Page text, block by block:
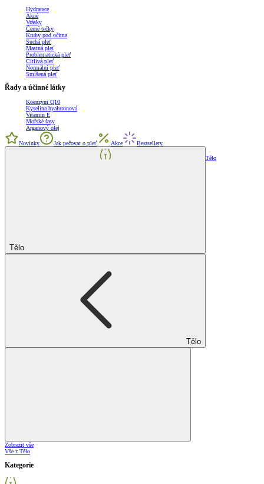
Hydratace
Akné
Vrásky
Černé tečky
Kruhy pod očima
Suchá pleť
Mastná pleť
Problematická pleť
Citlivá pleť
Normální pleť
Smíšená pleť
Řady a účinné látky
Koenzym Q10
Kyselina hyaluronová
Vitamin E
Mořské řasy
Arganový olej
Novinky Jak pečovat o pleť Akce Bestsellery
Tělo
Tělo
Tělo
Zobrazit vše
Vše z Tělo
Kategorie